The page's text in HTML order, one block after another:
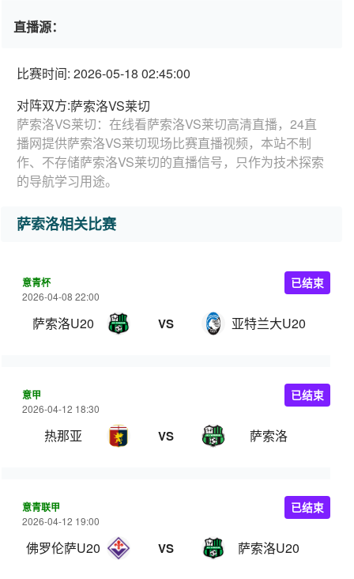
直播源：
比赛时间: 2026-05-18 02:45:00
对阵双方:萨索洛VS莱切
萨索洛VS莱切：在线看萨索洛VS莱切高清直播，24直
播网提供萨索洛VS莱切现场比赛直播视频，本站不制
作、不存储萨索洛VS莱切的直播信号，只作为技术探索
的导航学习用途。
萨索洛相关比赛
意青杯
2026-04-08 22:00
萨索洛U20 VS 亚特兰大U20
已结束
意甲
2026-04-12 18:30
热那亚 VS 萨索洛
已结束
意青联甲
2026-04-12 19:00
佛罗伦萨U20 VS 萨索洛U20
已结束